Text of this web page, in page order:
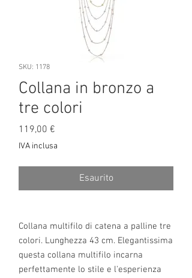
SKU: 1178
Collana in bronzo a
tre colori
119,00 €
IVA inclusa
Esaurito
Collana multifilo di catena a palline tre
colori. Lunghezza 43 cm. Elegantissima
questa collana multifilo incarna
perfettamente lo stile e l'esperienza